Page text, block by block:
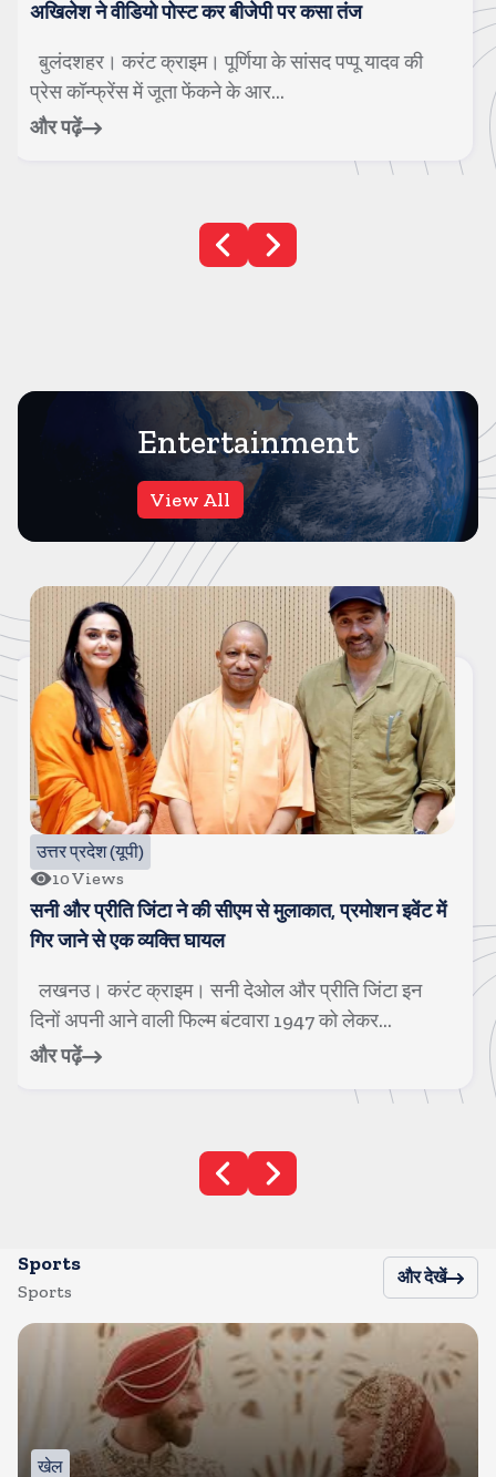
गाजियाबाद। करंट क्राइम। सावन के महीने को अत्यंत पवित्र
माना जाता है। इस समय जहां एक ओर बारिश ...
और पढ़ें
Entertainment
View All
बॉलीवुड
47Views
गोंविदा और कोमल हुए स्पॉट, चल रहा है अफेयर, पत्नी सुनीता से
चल रही है खटपट
मुंबई। करंट क्राइम। 1990 के दशक के हीरो नंबर 1 कहे जाने
वाले एक्टर गोविंदा अब फिल्मों में भले...
और पढ़ें
Sports
Sports
और देखें
खेल